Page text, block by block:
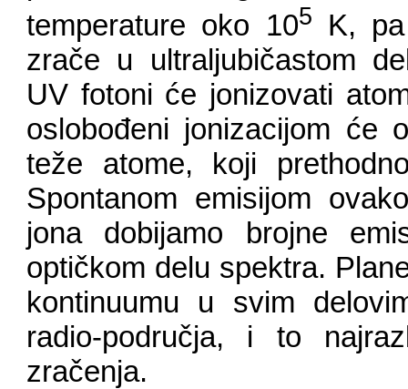
temperature oko 105
K,
zrače u ultraljubičastom
UV fotoni će jonizovati
oslobođeni jonizacijom će
teže atome, koji
Spontanom emisijom
jona dobijamo brojne
optičkom delu spektra.
kontinuumu u svim
radio-područja, i to
zračenja.